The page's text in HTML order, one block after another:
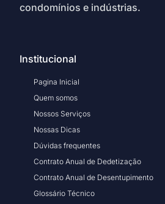
condomínios e indústrias.
Institucional
Pagina Inicial
Quem somos
Nossos Serviços
Nossas Dicas
Dúvidas frequentes
Contrato Anual de Dedetização
Contrato Anual de Desentupimento
Glossário Técnico